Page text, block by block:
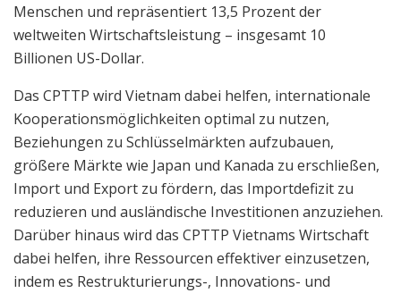
Menschen und repräsentiert 13,5 Prozent der
weltweiten Wirtschaftsleistung – insgesamt 10
Billionen US-Dollar.
Das CPTTP wird Vietnam dabei helfen, internationale
Kooperationsmöglichkeiten optimal zu nutzen,
Beziehungen zu Schlüsselmärkten aufzubauen,
größere Märkte wie Japan und Kanada zu erschließen,
Import und Export zu fördern, das Importdefizit zu
reduzieren und ausländische Investitionen anzuziehen.
Darüber hinaus wird das CPTTP Vietnams Wirtschaft
dabei helfen, ihre Ressourcen effektiver einzusetzen,
indem es Restrukturierungs-, Innovations- und